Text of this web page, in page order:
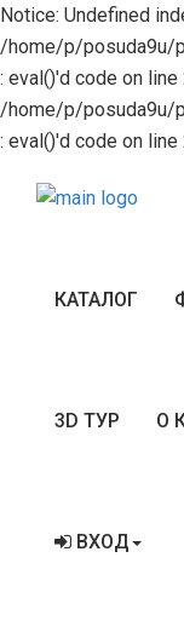
Notice: Undefined
/home/p/posuda9u/
: eval()'d code on
/home/p/posuda9u/
: eval()'d code on line
КАТАЛОГ
3D ТУР О
ВХОД